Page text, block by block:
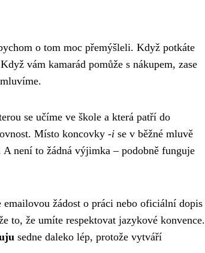
o tom moc přemýšleli. Když potkáte
vám kamarád pomůže s nákupem, zase
se učíme ve škole a která patří do
Místo koncovky -i se v běžné mluvě
není to žádná výjimka – podobně funguje
žádost o práci nebo oficiální dopis
to, že umíte respektovat jazykové konvence.
sedne daleko lép, protože vytváří